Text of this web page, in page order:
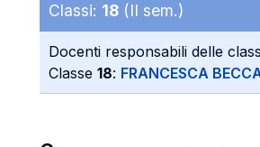
Classi: 18 (II sem.)
Docenti responsabili delle
Classe 18: FRANCESCA